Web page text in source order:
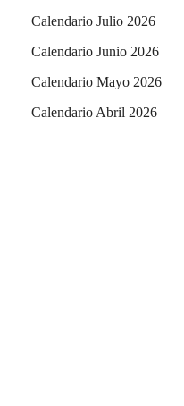
Calendario Julio 2026
Calendario Junio 2026
Calendario Mayo 2026
Calendario Abril 2026